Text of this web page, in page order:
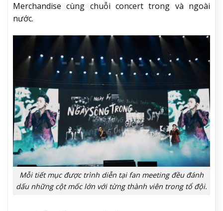
Merchandise cùng chuỗi concert trong và ngoài
nước.
Mỗi tiết mục được trình diễn tại fan meeting đều đánh
dấu những cột mốc lớn với từng thành viên trong tổ đội.